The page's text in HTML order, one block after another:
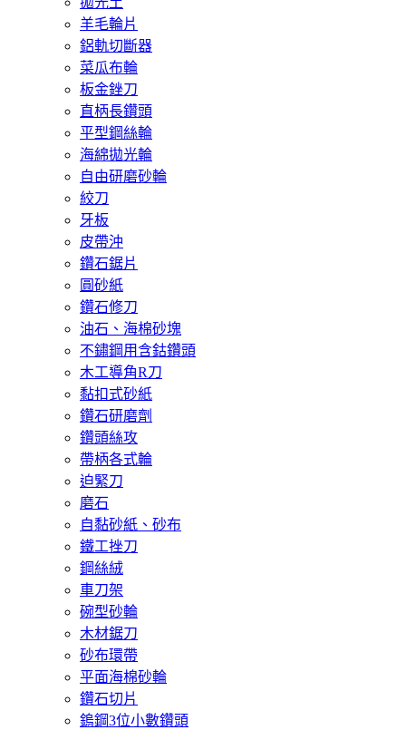
羊毛輪片
鋁軌切斷器
菜瓜布輪
板金銼刀
直柄長鑽頭
平型鋼絲輪
海綿拋光輪
自由研磨砂輪
絞刀
牙板
皮帶沖
鑽石鋸片
圓砂紙
鑽石修刀
油石、海棉砂塊
不鏽鋼用含鈷鑽頭
木工導角R刀
黏扣式砂紙
鑽石研磨劑
鑽頭絲攻
帶柄各式輪
迫緊刀
磨石
自黏砂紙、砂布
鐵工挫刀
鋼絲絨
車刀架
碗型砂輪
木材鋸刀
砂布環帶
平面海棉砂輪
鑽石切片
鎢鋼3位小數鑽頭